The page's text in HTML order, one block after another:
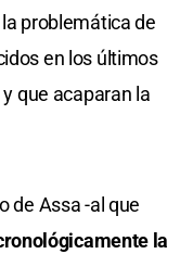
problemática de
en los últimos
que acaparan la
de Assa -al que
la